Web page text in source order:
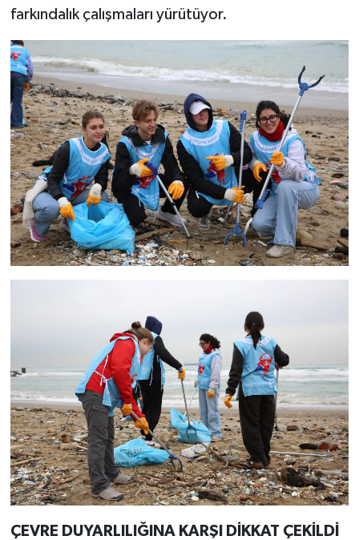
farkındalık çalışmaları yürütüyor.
ÇEVRE DUYARLILIĞINA KARŞI DİKKAT ÇEKİLDİ